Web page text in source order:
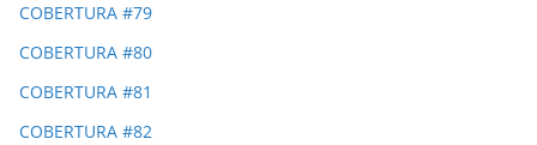
COBERTURA #79
COBERTURA #80
COBERTURA #81
COBERTURA #82